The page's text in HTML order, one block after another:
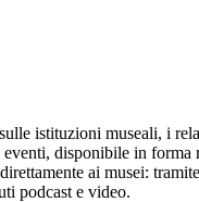
istituzioni museali, i
disponibile in
ai musei:
podcast e video.